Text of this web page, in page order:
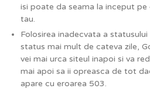
isi poate da seama la inceput pe
tau.
Folosirea inadecvata a
status mai mult de cateva zile,
vei mai urca siteul inapoi si va
mai apoi sa ii opreasca de tot
apare cu eroarea 503.